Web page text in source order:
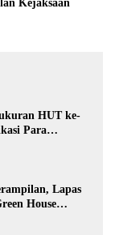
Kejaksaan
HUT ke-
Para
Lapas
House